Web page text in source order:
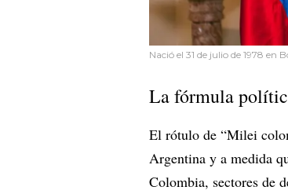
Nació el 31 de julio de 1978
La fórmula
El rótulo de “Milei
Argentina y a medida
Colombia, sectores de